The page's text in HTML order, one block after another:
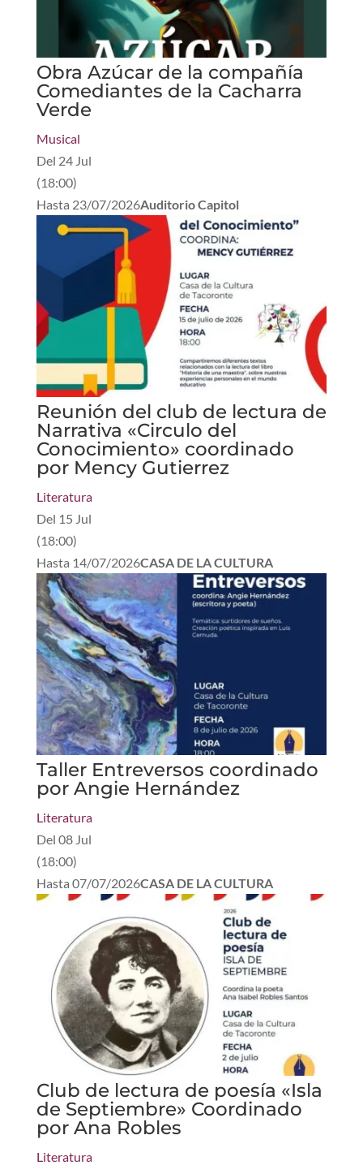
Obra Azúcar de la compañía
Comediantes de la Cacharra
Verde
Musical
Del 24 Jul
(18:00)
Hasta 23/07/2026Auditorio Capitol
Reunión del club de lectura de
Narrativa «Circulo del
Conocimiento» coordinado
por Mency Gutierrez
Literatura
Del 15 Jul
(18:00)
Hasta 14/07/2026CASA DE LA CULTURA
Taller Entreversos coordinado
por Angie Hernández
Literatura
Del 08 Jul
(18:00)
Hasta 07/07/2026CASA DE LA CULTURA
Club de lectura de poesía «Isla
de Septiembre» Coordinado
por Ana Robles
Literatura